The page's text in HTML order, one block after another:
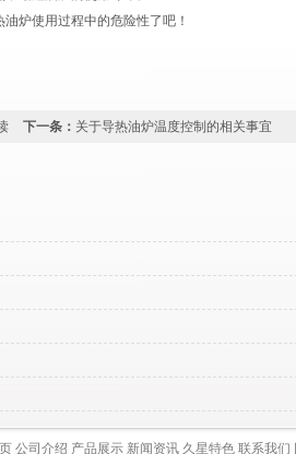
炉使用过程中的危险性了吧！
下一条： 关于导热油炉温度控制的相关事宜
公司介绍 产品展示 新闻资讯 久星特色 联系我们